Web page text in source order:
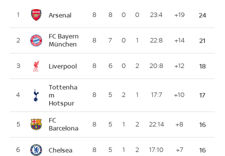
1 Arsenal 8 8 0 0 23:4 +19 24
2
FC Bayern
München
8 7 0 1 22:8 +14 21
3 Liverpool 8 6 0 2 20:8 +12 18
4
Tottenha
m
Hotspur
8 5 2 1 17:7 +10 17
5
FC
Barcelona
8 5 1 2 22:14 +8 16
6 Chelsea 8 5 1 2 17:10 +7 16